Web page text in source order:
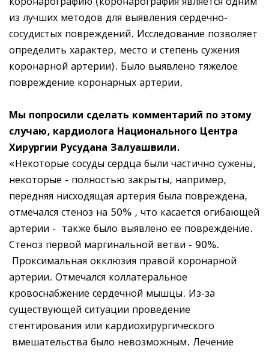
из лучших методов для выявления сердечно-
сосудистых повреждений. Исследование позволяет
определить характер, место и степень сужения
коронарной артерии). Было выявлено тяжелое
повреждение коронарных артерии.
Мы попросили сделать комментарий по этому
случаю, кардиолога Национального Центра
Хирургии Русудана Залуашвили.
«Некоторые сосуды сердца были частично сужены,
некоторые - полностью закрыты, например,
передняя нисходящая артерия была повреждена,
отмечался стеноз на 50% , что касается огибающей
артерии - также было выявлено ее повреждение.
Стеноз первой маргинальной ветви - 90%.
Проксимальная окклюзия правой коронарной
артерии. Отмечался коллатеральное
кровоснабжение сердечной мышцы. Из-за
существующей ситуации проведение
стентирования или кардиохирургического
вмешательства было невозможным. Лечение